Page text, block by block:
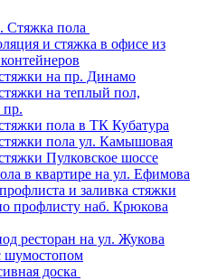
Стяжка пола
и стяжка в офисе из
на пр. Динамо
на теплый пол,
пола в ТК Кубатура
пола ул. Камышовая
Пулковское шоссе
в квартире на ул. Ефимова
и заливка стяжки
профлисту наб. Крюкова
ресторан на ул. Жукова
шумостопом
доска